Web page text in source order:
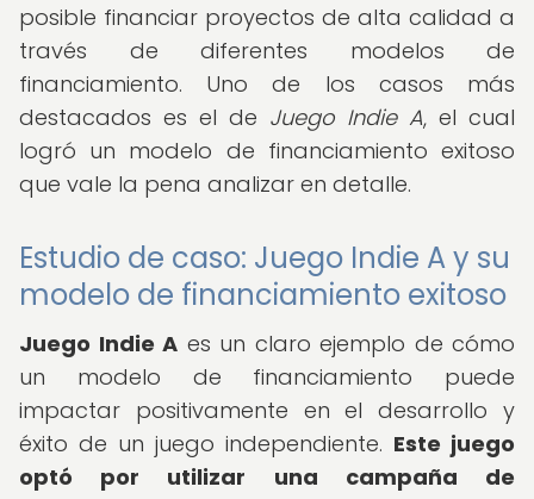
posible financiar proyectos de alta calidad a
través de diferentes modelos de
financiamiento. Uno de los casos más
destacados es el de Juego Indie A, el cual
logró un modelo de financiamiento exitoso
que vale la pena analizar en detalle.
Estudio de caso: Juego Indie A y su
modelo de financiamiento exitoso
Juego Indie A es un claro ejemplo de cómo
un modelo de financiamiento puede
impactar positivamente en el desarrollo y
éxito de un juego independiente. Este juego
optó por utilizar una campaña de